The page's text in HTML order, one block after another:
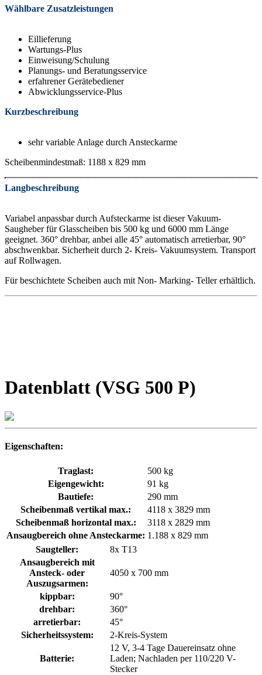
Wählbare Zusatzleistungen
Eillieferung
Wartungs-Plus
Einweisung/Schulung
Planungs- und Beratungsservice
erfahrener Gerätebediener
Abwicklungsservice-Plus
Kurzbeschreibung
sehr variable Anlage durch Ansteckarme
Scheibenmindestmaß: 1188 x 829 mm
Langbeschreibung
Variabel anpassbar durch Aufsteckarme ist dieser Vakuum-
Saugheber für Glasscheiben bis 500 kg und 6000 mm Länge
geeignet. 360° drehbar, anbei alle 45° automatisch arretierbar, 90°
abschwenkbar. Sicherheit durch 2- Kreis- Vakuumsystem. Transport
auf Rollwagen.
Für beschichtete Scheiben auch mit Non- Marking- Teller erhältlich.
Datenblatt (VSG 500 P)
Eigenschaften:
Traglast:
500 kg
Eigengewicht:
91 kg
Bautiefe:
290 mm
Scheibenmaß vertikal max.:
4118 x 3829 mm
Scheibenmaß horizontal max.:
3118 x 2829 mm
Ansaugbereich ohne Ansteckarme: 1.188 x 829 mm
Saugteller:
8x T13
Ansaugbereich mit
Ansteck- oder
Auszugsarmen:
4050 x 700 mm
kippbar:
90°
drehbar:
360°
arretierbar:
45°
Sicherheitssystem:
2-Kreis-System
Batterie:
12 V, 3-4 Tage Dauereinsatz ohne
Laden; Nachladen per 110/220 V-
Stecker